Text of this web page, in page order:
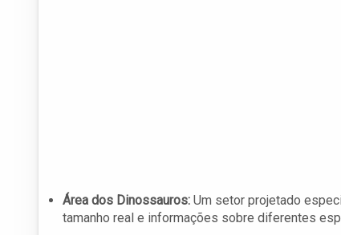
Área dos Dinossauros: Um setor projetado
tamanho real e informações sobre diferentes